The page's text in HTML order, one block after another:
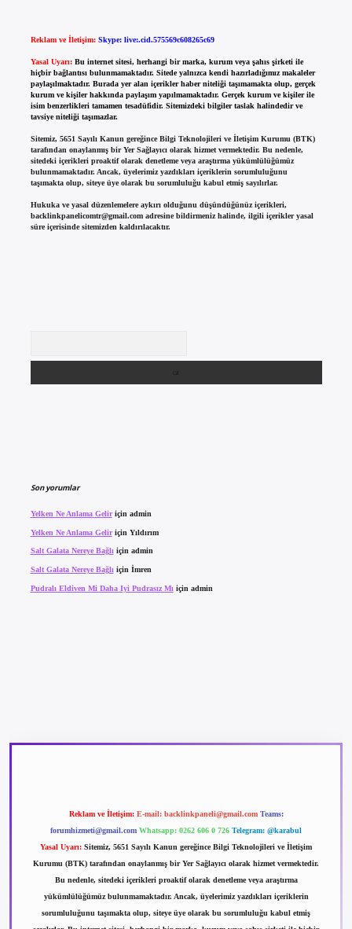
Reklam ve İletişim: Skype: live:.cid.575569c608265c69
Yasal Uyarı: Bu internet sitesi, herhangi bir marka, kurum veya şahıs şirketi ile
hiçbir bağlantısı bulunmamaktadır. Sitede yalnızca kendi hazırladığımız makaleler
paylaşılmaktadır. Burada yer alan içerikler haber niteliği taşımamakta olup, gerçek
kurum ve kişiler hakkında paylaşım yapılmamaktadır. Gerçek kurum ve kişiler ile
isim benzerlikleri tamamen tesadüfidir. Sitemizdeki bilgiler taslak halindedir ve
tavsiye niteliği taşımazlar.
Sitemiz, 5651 Sayılı Kanun gereğince Bilgi Teknolojileri ve İletişim Kurumu (BTK)
tarafından onaylanmış bir Yer Sağlayıcı olarak hizmet vermektedir. Bu nedenle,
sitedeki içerikleri proaktif olarak denetleme veya araştırma yükümlülüğümüz
bulunmamaktadır. Ancak, üyelerimiz yazdıkları içeriklerin sorumluluğunu
taşımakta olup, siteye üye olarak bu sorumluluğu kabul etmiş sayılırlar.
Hukuka ve yasal düzenlemelere aykırı olduğunu düşündüğünüz içerikleri,
backlinkpanelicomtr@gmail.comadresine bildirmeniz halinde, ilgili içerikler yasal
süre içerisinde sitemizden kaldırılacaktır.
Son yorumlar
Yelken Ne Anlama Geliriçin admin
Yelken Ne Anlama Geliriçin Yıldırım
Salt Galata Nereye Bağlıiçin admin
Salt Galata Nereye Bağlı için İmren
Pudralı Eldiven Mi Daha Iyi Pudrasız Mı için admin
Reklam ve İletişim: E-mail: backlinkpaneli@gmail.com Teams:
forumhizmeti@gmail.com Whatsapp: 0262 606 0 726 Telegram: @karabul
Yasal Uyarı: Sitemiz, 5651 Sayılı Kanun gereğince Bilgi Teknolojileri ve İletişim
Kurumu (BTK) tarafından onaylanmış bir Yer Sağlayıcı olarak hizmet vermektedir.
Bu nedenle, sitedeki içerikleri proaktif olarak denetleme veya araştırma
yükümlülüğümüz bulunmamaktadır. Ancak, üyelerimiz yazdıkları içeriklerin
sorumluluğunu taşımakta olup, siteye üye olarak bu sorumluluğu kabul etmiş